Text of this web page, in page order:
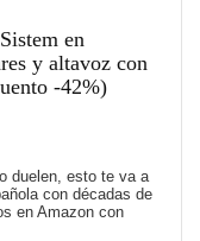
en
y altavoz con
-42%)
duelen, esto te va a
con décadas de
en Amazon con